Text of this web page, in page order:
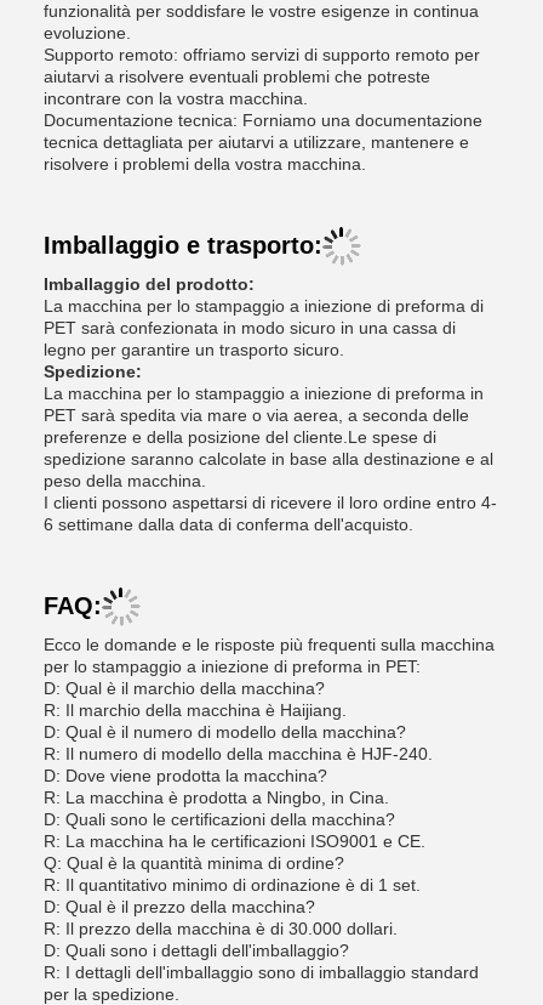
funzionalità per soddisfare le vostre esigenze in continua
evoluzione.
Supporto remoto: offriamo servizi di supporto remoto per
aiutarvi a risolvere eventuali problemi che potreste
incontrare con la vostra macchina.
Documentazione tecnica: Forniamo una documentazione
tecnica dettagliata per aiutarvi a utilizzare, mantenere e
risolvere i problemi della vostra macchina.
Imballaggio e trasporto:
Imballaggio del prodotto:
La macchina per lo stampaggio a iniezione di preforma di
PET sarà confezionata in modo sicuro in una cassa di
legno per garantire un trasporto sicuro.
Spedizione:
La macchina per lo stampaggio a iniezione di preforma in
PET sarà spedita via mare o via aerea, a seconda delle
preferenze e della posizione del cliente.Le spese di
spedizione saranno calcolate in base alla destinazione e al
peso della macchina.
I clienti possono aspettarsi di ricevere il loro ordine entro 4-
6 settimane dalla data di conferma dell'acquisto.
FAQ:
Ecco le domande e le risposte più frequenti sulla macchina
per lo stampaggio a iniezione di preforma in PET:
D: Qual è il marchio della macchina?
R: Il marchio della macchina è Haijiang.
D: Qual è il numero di modello della macchina?
R: Il numero di modello della macchina è HJF-240.
D: Dove viene prodotta la macchina?
R: La macchina è prodotta a Ningbo, in Cina.
D: Quali sono le certificazioni della macchina?
R: La macchina ha le certificazioni ISO9001 e CE.
Q: Qual è la quantità minima di ordine?
R: Il quantitativo minimo di ordinazione è di 1 set.
D: Qual è il prezzo della macchina?
R: Il prezzo della macchina è di 30.000 dollari.
D: Quali sono i dettagli dell'imballaggio?
R: I dettagli dell'imballaggio sono di imballaggio standard
per la spedizione.